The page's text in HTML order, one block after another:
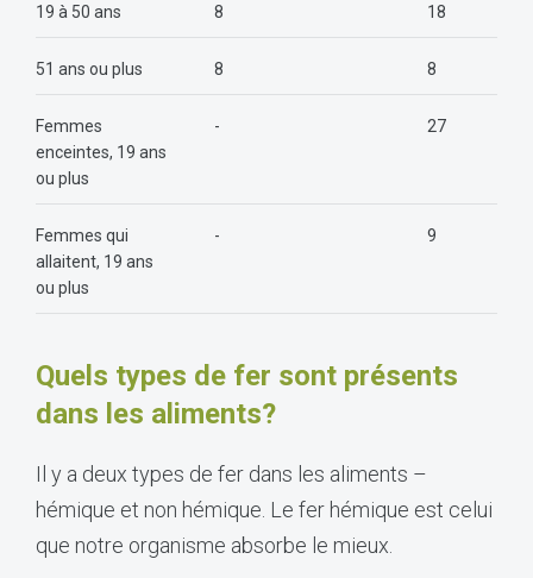
19 à 50 ans 8 18
51 ans ou plus 8 8
Femmes
enceintes, 19 ans
ou plus
- 27
Femmes qui
allaitent, 19 ans
ou plus
- 9
Quels types de fer sont présents
dans les aliments?
Il y a deux types de fer dans les aliments –
hémique et non hémique. Le fer hémique est celui
que notre organisme absorbe le mieux.